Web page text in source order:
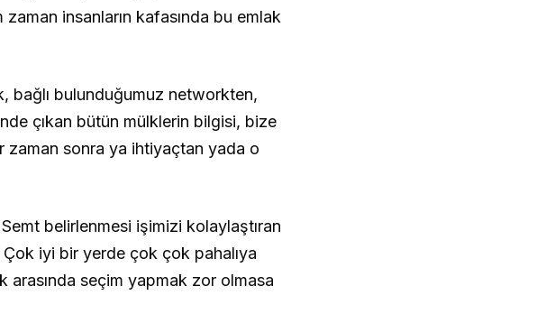
insanların kafasında bu emlak
bağlı bulunduğumuz networkten,
çıkan bütün mülklerin bilgisi, bize
zaman sonra ya ihtiyaçtan yada o
belirlenmesi işimizi kolaylaştıran
Çok iyi bir yerde çok çok pahalıya
arasında seçim yapmak zor olmasa